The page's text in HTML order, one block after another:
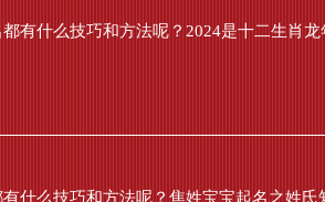
有什么技巧和方法呢？2024是十二生肖
什么技巧和方法呢？焦姓宝宝起名之姓